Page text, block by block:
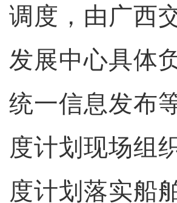
调度，由广西
发展中心具体
统一信息发布
度计划现场组
度计划落实船